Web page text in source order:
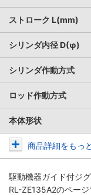
ストローク L(mm)
シリンダ内径 D(φ)
シリンダ作動方式
ロッド作動方式
本体形状
商品詳細をもっ
駆動機器ガイド付ジ
RL-ZE135A2のページ